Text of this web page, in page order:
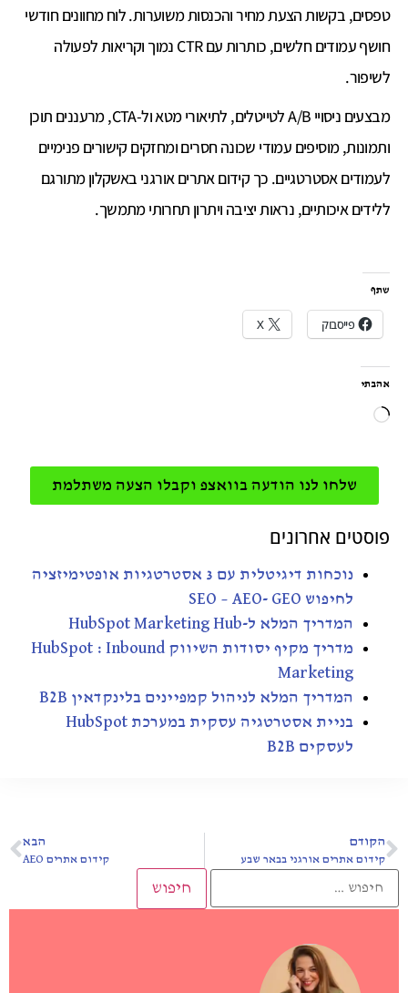
טפסים, בקשות הצעת מחיר והכנסות משוערות. לוח מחוונים חודשי
חושף עמודים חלשים, כותרות עם CTR נמוך וקריאות לפעולה
לשיפור.
מבצעים ניסויי A/B לטייטלים, לתיאורי מטא ול-CTA, מרעננים תוכן
ותמונות, מוסיפים עמודי שכונה חסרים ומחזקים קישורים פנימיים
לעמודים אסטרטגיים. כך קידום אתרים אורגני באשקלון מתורגם
ללידים איכותיים, נראות יציבה ויתרון תחרותי מתמשך.
שתף
פייסבוק X
אהבתי
שלחו לנו הודעה בוואצפ וקבלו הצעה משתלמת
פוסטים אחרונים
נוכחות דיגיטלית עם 3 אסטרטגיות אופטימיזציה
לחיפוש SEO – AEO- GEO
המדריך המלא ל-HubSpot Marketing Hub
מדריך מקיף יסודות השיווק HubSpot : Inbound
Marketing
המדריך המלא לניהול קמפיינים בלינקדאין B2B
בניית אסטרטגיה עסקית במערכת HubSpot
לעסקים B2B
הקודם
קידום אתרים אורגני בבאר שבע
הבא
קידום אתרים AEO